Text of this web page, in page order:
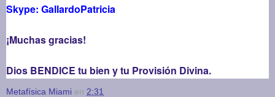
Skype: GallardoPatricia
¡Muchas gracias!
Dios BENDICE tu bien y tu Provisión Divina.
Metafísica Miami en 2:31